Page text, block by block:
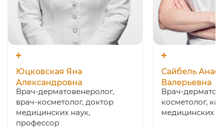
Юцковская Яна
Александровна
Врач-дерматовенеролог,
врач-косметолог, доктор
медицинских наук,
профессор
Сайбель
Валерьевна
Врач-
косметолог,
медицинских